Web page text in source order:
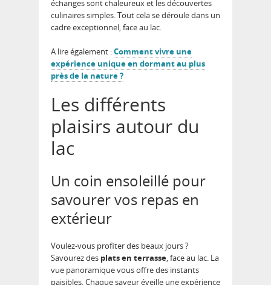
échanges sont chaleureux et les découvertes
culinaires simples. Tout cela se déroule dans un
cadre exceptionnel, face au lac.
A lire également :Comment vivre une
expérience unique en dormant au plus
près de la nature ?
Les différents
plaisirs autour du
lac
Un coin ensoleillé pour
savourer vos repas en
extérieur
Voulez-vous profiter des beaux jours ?
Savourez des plats en terrasse, face au lac. La
vue panoramique vous offre des instants
paisibles. Chaque saveur éveille une expérience